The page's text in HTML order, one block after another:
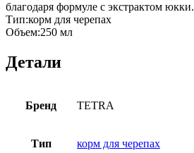
благодаря формуле с экстрактом юкки.
Тип:корм для черепах
Объем:250 мл
Детали
Бренд TETRA
Тип корм для черепах